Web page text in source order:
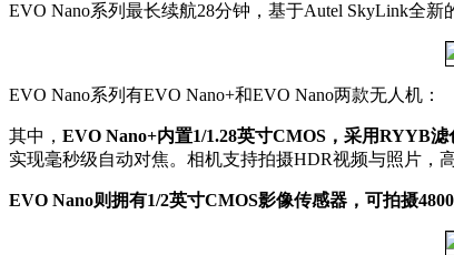
EVO Nano系列最长续航28分钟，基于Autel SkyLink全
EVO Nano系列有EVO Nano+和EVO Nano两款无人机：
其中， EVO Nano+内置1/1.28英寸CMOS，采用RYYB
实现毫秒级自动对焦。相机支持拍摄HDR视频与照片，
EVO Nano则拥有1/2英寸CMOS影像传感器，可拍摄